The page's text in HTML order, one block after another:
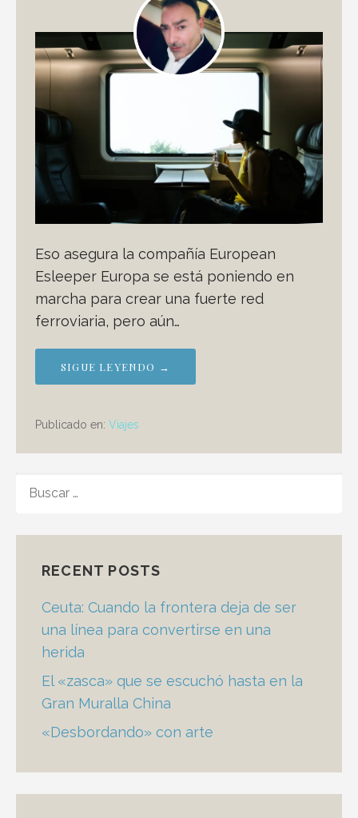
Eso asegura la compañía European
Esleeper Europa se está poniendo en
marcha para crear una fuerte red
ferroviaria, pero aún…
SIGUE LEYENDO →
Publicado en: Viajes
RECENT POSTS
Ceuta: Cuando la frontera deja de ser
una línea para convertirse en una
herida
El «zasca» que se escuchó hasta en la
Gran Muralla China
«Desbordando» con arte